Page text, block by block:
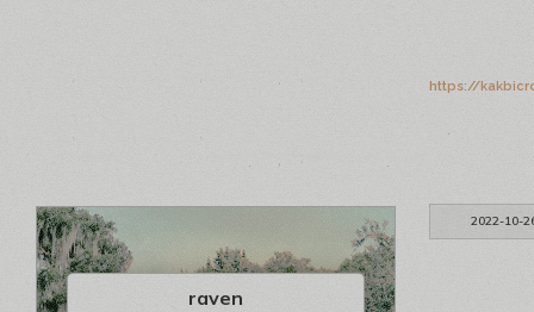
https://
2022-10-
raven